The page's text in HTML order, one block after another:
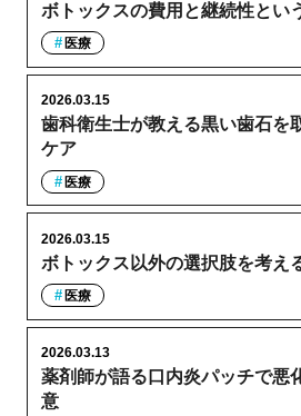
ボトックスの費用と継続性とい
医療
歯科衛生士が教える黒い歯石を
ケア
2026.03.15
医療
ボトックス以外の選択肢を考え
2026.03.15
医療
薬剤師が語る口内炎パッチで悪
意
2026.03.13